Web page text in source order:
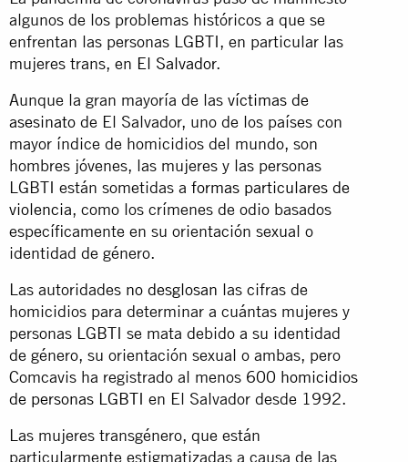
algunos de los problemas históricos a que se
enfrentan las personas LGBTI, en particular las
mujeres trans, en El Salvador.
Aunque la gran mayoría de las víctimas de
asesinato de El Salvador, uno de los países con
mayor índice de homicidios del mundo, son
hombres jóvenes, las mujeres y las personas
LGBTI están sometidas a formas particulares de
violencia, como los crímenes de odio basados
específicamente en su orientación sexual o
identidad de género.
Las autoridades no desglosan las cifras de
homicidios para determinar a cuántas mujeres y
personas LGBTI se mata debido a su identidad
de género, su orientación sexual o ambas, pero
Comcavis ha registrado al menos 600 homicidios
de personas LGBTI en El Salvador desde 1992.
Las mujeres transgénero, que están
particularmente estigmatizadas a causa de las